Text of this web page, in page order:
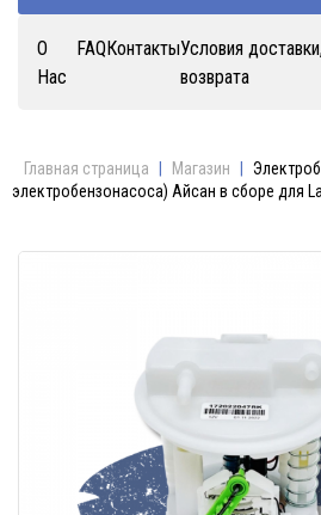
О
Нас
FAQКонтактыУсловия
возврата
Главная страница Магазин
электробензонасоса) Айсан в сборе для